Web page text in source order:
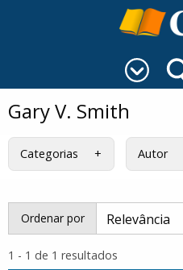
Gary V. Smith
Categorias Autor
Ordenar por
1 - 1 de 1 resultados